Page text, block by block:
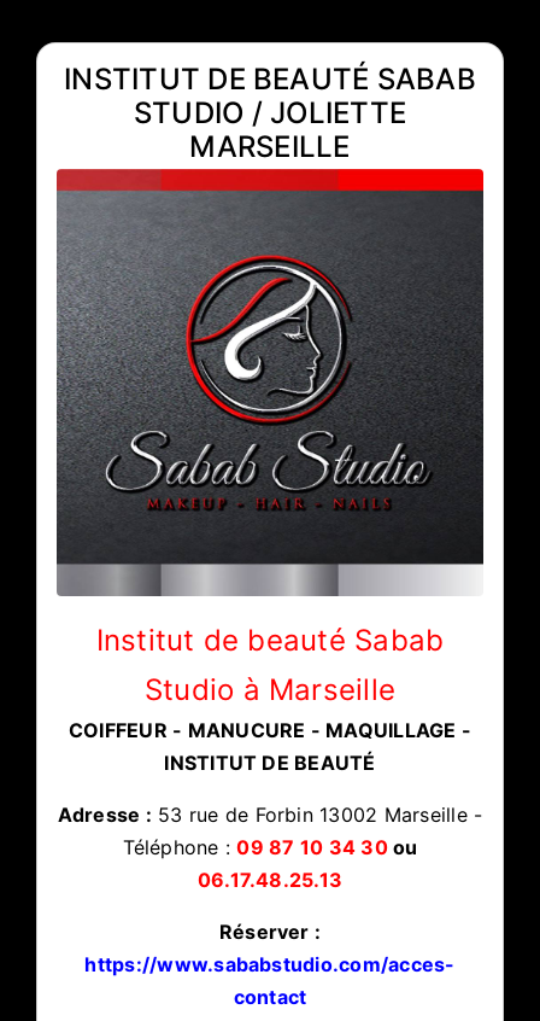
INSTITUT DE BEAUTÉ SABAB
STUDIO / JOLIETTE
MARSEILLE
Institut de beauté Sabab
Studio à Marseille
COIFFEUR - MANUCURE - MAQUILLAGE -
INSTITUT DE BEAUTÉ
Adresse : 53 rue de Forbin 13002 Marseille -
Téléphone :09 87 10 34 30 ou
06.17.48.25.13
Réserver :
https://www.sababstudio.com/acces-
contact